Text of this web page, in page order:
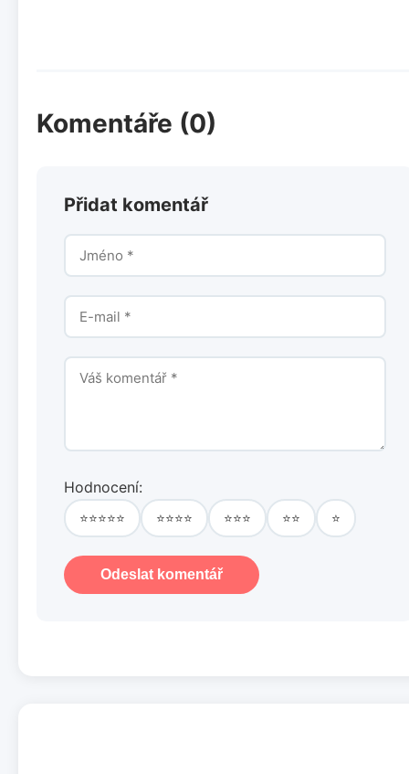
Komentáře (0)
Přidat komentář
Hodnocení:
⭐⭐⭐⭐⭐ ⭐⭐⭐⭐ ⭐⭐⭐ ⭐⭐ ⭐
Odeslat komentář